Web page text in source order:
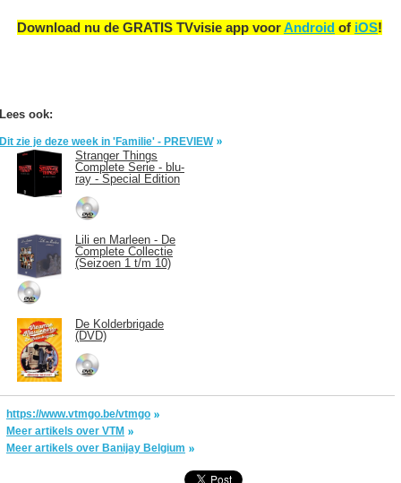
Download nu de GRATIS TVvisie app voorAndroid of iOS!
Lees ook:
Dit zie je deze week in 'Familie' - PREVIEW
Stranger Things
Complete Serie - blu-
ray - Special Edition
Lili en Marleen - De
Complete Collectie
(Seizoen 1 t/m 10)
De Kolderbrigade
(DVD)
https://www.vtmgo.be/vtmgo
Meer artikels over VTM
Meer artikels over Banijay Belgium